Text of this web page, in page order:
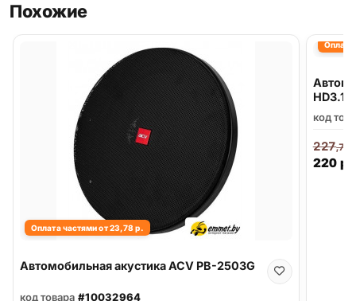
Похожие
Оплата частями от 23,78 р.
Автомобильная акустика ACV PB-2503G
код товара #10032964
Оплата
HD3.1
код
220р.
227,70